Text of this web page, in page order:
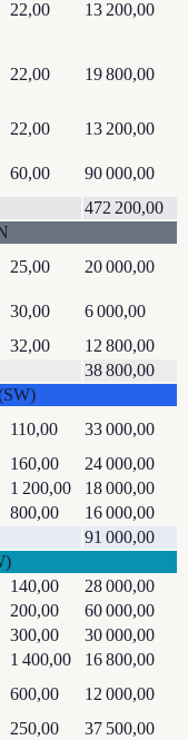
22,00 13 200,00
22,00 19 800,00
22,00 13 200,00
60,00
90 000,00
472 200,00
25,00 20 000,00
30,00
6 000,00
32,00
12 800,00
38 800,00
110,00
33 000,00
160,00
24 000,00
1 200,00
18 000,00
800,00
16 000,00
91 000,00
140,00
28 000,00
200,00
60 000,00
300,00
30 000,00
1 400,00
16 800,00
600,00
12 000,00
250,00
37 500,00